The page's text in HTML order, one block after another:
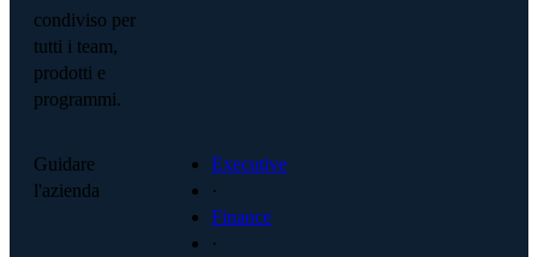
condiviso per
tutti i team,
prodotti e
programmi.
Guidare
l'azienda
Executive
·
Finance
·